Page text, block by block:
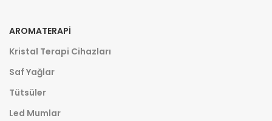
AROMATERAPI
Kristal Terapi Cihazları
Saf Yağlar
Tütsüler
Led Mumlar